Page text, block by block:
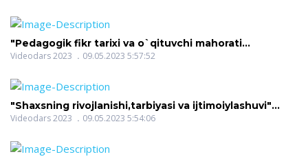
"Pedagogik fikr tarixi va o`qituvchi mahorati
masalalari"(RAXIMOVA NILUFAR ATAMUROTOVNA)
Videodars 2023 09.05.2023 5:57:52
"Shaxsning rivojlanishi,tarbiyasi va ijtimoiylashuvi"
(OCHILOVA MANZURA ORZIQULOVNA)
Videodars 2023 09.05.2023 5:54:06